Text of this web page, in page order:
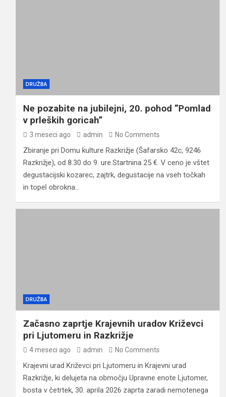
DRUŽBA
Ne pozabite na jubilejni, 20. pohod “Pomlad
v prleških goricah”
3 meseci ago admin No Comments
Zbiranje pri Domu kulture Razkrižje (Šafarsko 42c, 9246
Razkrižje), od 8.30 do 9. ure.Startnina 25 €. V ceno je vštet
degustacijski kozarec, zajtrk, degustacije na vseh točkah
in topel obrokna…
DRUŽBA
Začasno zaprtje Krajevnih uradov Križevci
pri Ljutomeru in Razkrižje
4 meseci ago admin No Comments
Krajevni urad Križevci pri Ljutomeru in Krajevni urad
Razkrižje, ki delujeta na območju Upravne enote Ljutomer,
bosta v četrtek, 30. aprila 2026 zaprta zaradi nemotenega